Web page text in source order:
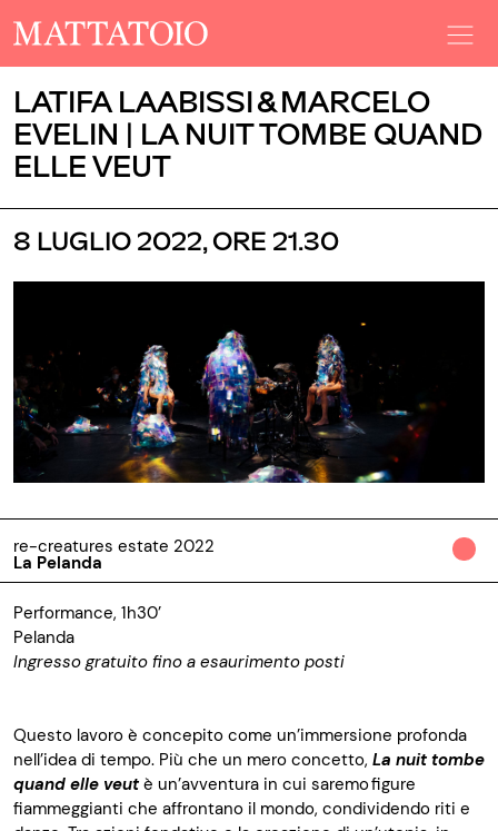
LATIFA LAABISSI & MARCELO
EVELIN | LA NUIT TOMBE QUAND
ELLE VEUT
8 LUGLIO 2022, ORE 21.30
re-creatures estate 2022
La Pelanda
Performance, 1h30’
Pelanda
Ingresso gratuito fino a esaurimento posti
Questo lavoro è concepito come un’immersione profonda
nell’idea di tempo. Più che un mero concetto, La nuit tombe
quand elle veut è un’avventura in cui saremo figure
fiammeggianti che affrontano il mondo, condividendo riti e